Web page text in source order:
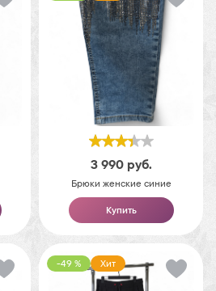
3 990 руб.
Брюки женские синие
Купить
-49 % Хит